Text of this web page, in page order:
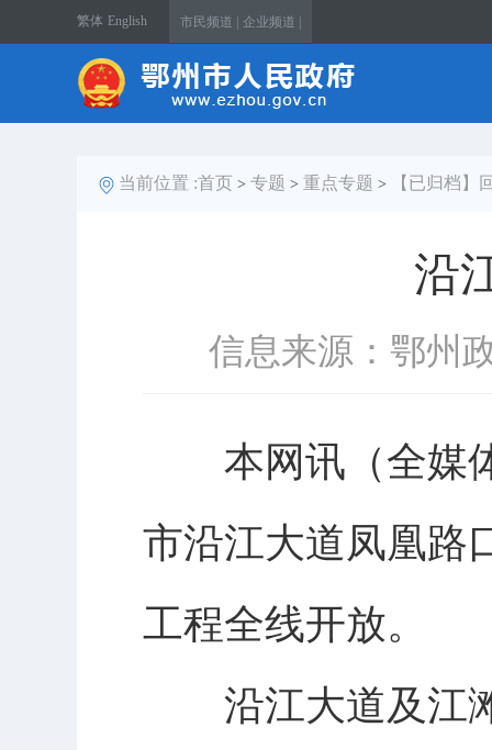
繁体 English 市民频道 | 企业频道 |
当前位置 :首页 > 专题 > 重点专题 > 【已归档】
沿
信息来源：鄂州
本网讯（全媒体
市沿江大道凤凰路
工程全线开放。
沿江大道及江滩